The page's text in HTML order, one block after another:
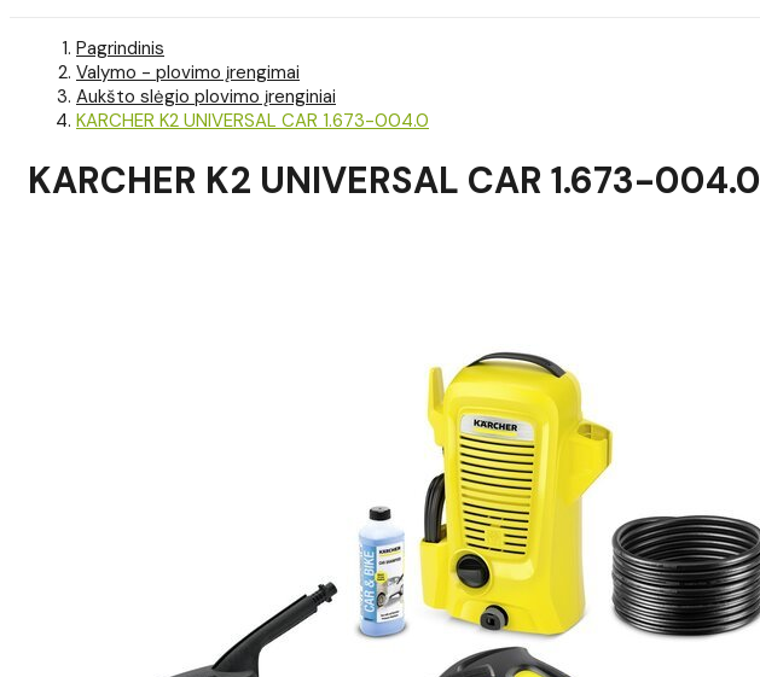
Pagrindinis
Valymo - plovimo įrengimai
Aukšto slėgio plovimo įrenginiai
KARCHER K2 UNIVERSAL CAR 1.673-004.0
KARCHER K2 UNIVERSAL CAR 1.673-004.0